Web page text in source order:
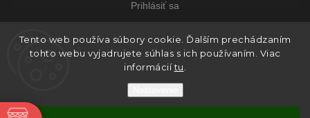
Tento web používa súbory cookie. Ďalším prechádzaním
tohto webu vyjadrujete súhlas s ich používaním. Viac
informáciítu
Prihlásiť sa
Copyright 2026PROXIMA.store
Grafický návrh vytvořil a nakódoval